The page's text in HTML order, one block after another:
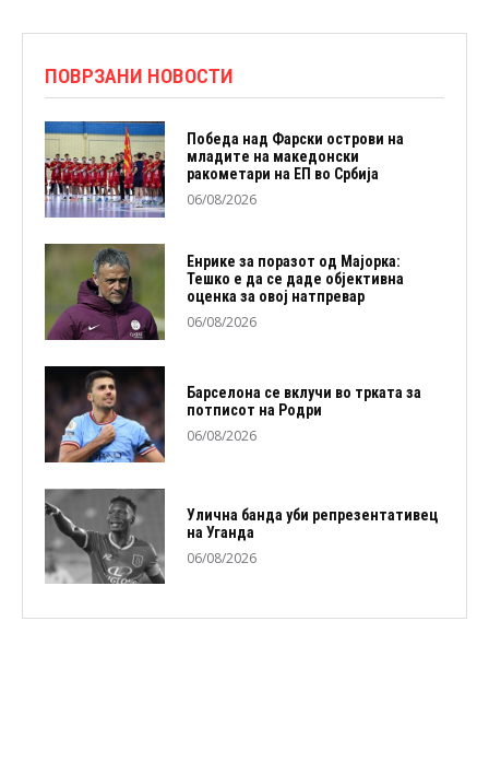
ПОВРЗАНИ НОВОСТИ
Победа над Фарски острови на
младите на македонски
ракометари на ЕП во Србија
06/08/2026
Енрике за поразот од Мајорка:
Тешко е да се даде објективна
оценка за овој натпревар
06/08/2026
Барселона се вклучи во трката за
потписот на Родри
06/08/2026
Улична банда уби репрезентативец
на Уганда
06/08/2026